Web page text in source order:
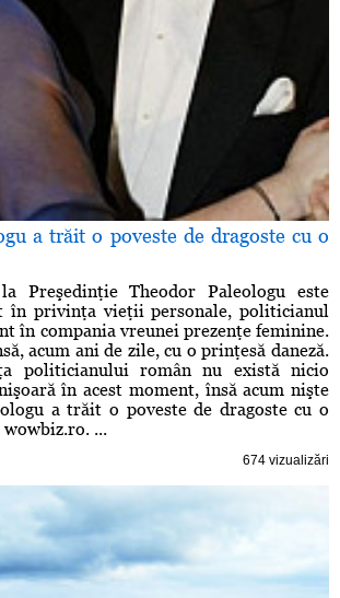
a trăit o poveste de dragoste cu o
Preşedinţie Theodor Paleologu este
în privinţa vieţii personale, politicianul
în compania vreunei prezenţe feminine.
acum ani de zile, cu o prinţesă daneză.
politicianului român nu există nicio
în acest moment, însă acum nişte
a trăit o poveste de dragoste cu o
...
674 vizualizări